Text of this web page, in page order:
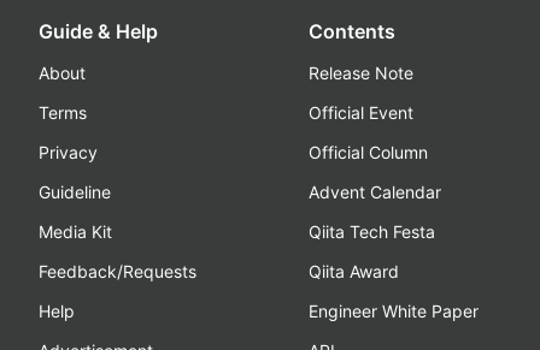
Guide & Help
About
Terms
Privacy
Guideline
Media Kit
Feedback/Requests
Help
Contents
Release Note
Official Event
Official Column
Advent Calendar
Qiita Tech Festa
Qiita Award
Engineer White Paper